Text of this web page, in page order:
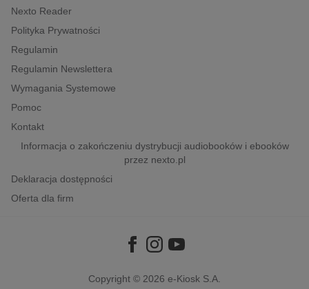
polityka, społeczno-informacyjne
psychologiczne
inne
popularno-naukowe
historia
Nexto Reader
Polityka Prywatności
Regulamin
Regulamin Newslettera
Wymagania Systemowe
Pomoc
Kontakt
Informacja o zakończeniu dystrybucji audiobooków i ebooków
przez nexto.pl
Deklaracja dostępności
Oferta dla firm
Copyright © 2026 e-Kiosk S.A.